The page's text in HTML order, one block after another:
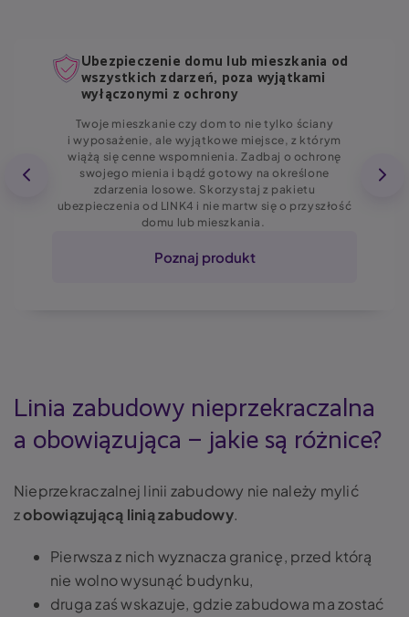
Ubezpieczenie domu lub mieszkania od
wszystkich zdarzeń, poza wyjątkami
wyłączonymi z ochrony
Twoje mieszkanie czy dom to nie tylko ściany
i wyposażenie, ale wyjątkowe miejsce, z którym
wiążą się cenne wspomnienia. Zadbaj o ochronę
swojego mienia i bądź gotowy na określone
zdarzenia losowe. Skorzystaj z pakietu
ubezpieczenia od LINK4 i nie martw się o przyszłość
domu lub mieszkania.
Poznaj produkt
Linia zabudowy nieprzekraczalna
a obowiązująca – jakie są różnice?
Nieprzekraczalnej linii zabudowy nie należy mylić
zobowiązującą linią zabudowy.
Pierwsza z nich wyznacza granicę, przed którą
nie wolno wysunąć budynku,
druga zaś wskazuje, gdzie zabudowa ma zostać